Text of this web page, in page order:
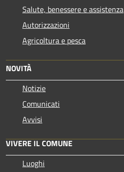
Salute, benessere e assistenza
Autorizzazioni
Agricoltura e pesca
NOVITÀ
Notizie
Comunicati
Avvisi
VIVERE IL COMUNE
Luoghi